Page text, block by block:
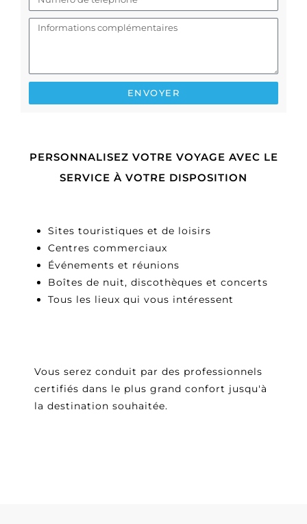
ENVOYER
PERSONNALISEZ VOTRE VOYAGE AVEC LE
SERVICE À VOTRE DISPOSITION
Sites touristiques et de loisirs
Centres commerciaux
Événements et réunions
Boîtes de nuit, discothèques et concerts
Tous les lieux qui vous intéressent
Vous serez conduit par des professionnels
certifiés dans le plus grand confort jusqu'à
la destination souhaitée.